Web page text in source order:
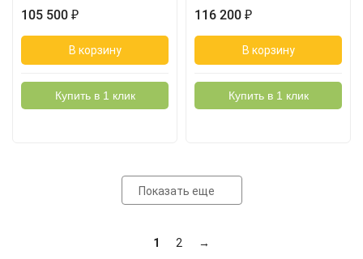
105 500 ₽
В корзину
Купить в 1 клик
116 200 ₽
В корзину
Купить в 1 клик
Показать еще
1 2 →